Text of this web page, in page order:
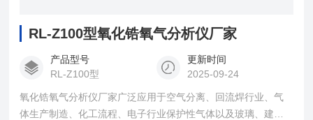
RL-Z100型氧化锆氧气分析仪厂家
产品型号
RL-Z100型
更新时间
2025-09-24
氧化锆氧气分析仪厂家广泛应用于空气分离、回流焊行业、气
体生产制造、化工流程、电子行业保护性气体以及玻璃、建材